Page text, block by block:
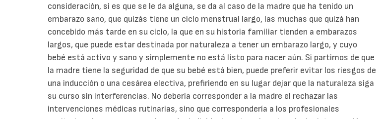
consideración, si es que se le da alguna, se da al caso de la madre que ha tenido un
embarazo sano, que quizás tiene un ciclo menstrual largo, las muchas que quizá han
concebido más tarde en su ciclo, la que en su historia familiar tienden a embarazos
largos, que puede estar destinada por naturaleza a tener un embarazo largo, y cuyo
bebé está activo y sano y simplemente no está listo para nacer aún. Si partimos de que
la madre tiene la seguridad de que su bebé está bien, puede preferir evitar los riesgos de
una inducción o una cesárea electiva, prefiriendo en su lugar dejar que la naturaleza siga
su curso sin interferencias. No debería corresponder a la madre el rechazar las
intervenciones médicas rutinarias, sino que correspondería a los profesionales